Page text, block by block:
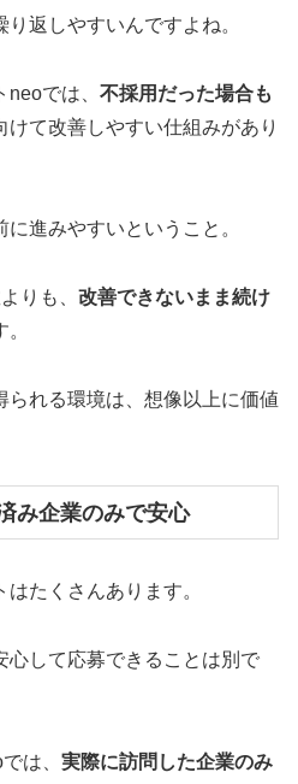
返しやすいんですよね。
では、 不採用だった場合も
けて改善しやすい仕組みがあり
進みやすいということ。
りも、 改善できないまま続け
られる環境は、想像以上に価値
み企業のみで安心
たくさんあります。
心して応募できることは別で
は、 実際に訪問した企業のみ